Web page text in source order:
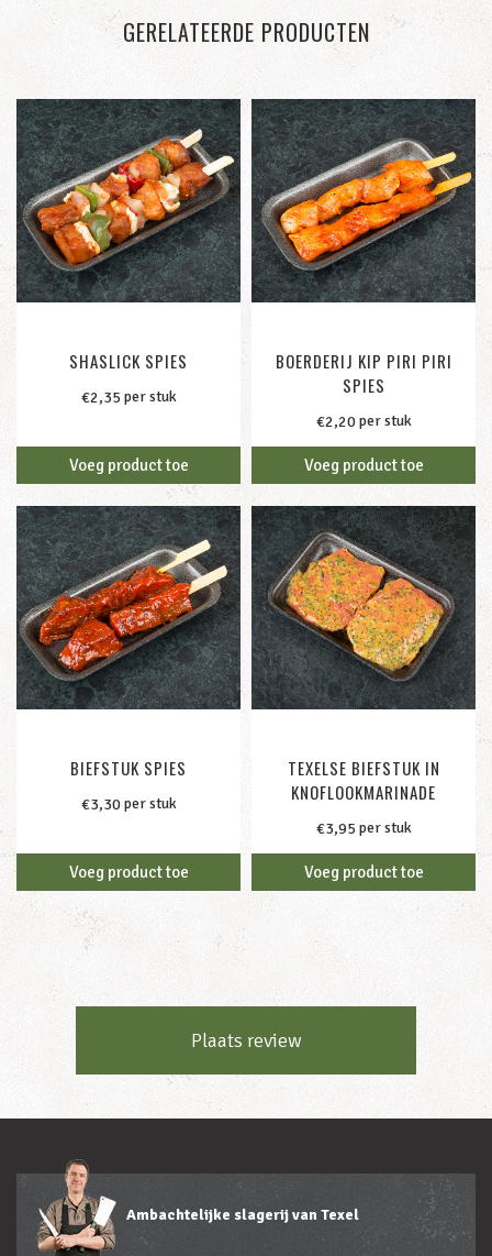
GERELATEERDE PRODUCTEN
SHASLICK SPIES
€2,35 per stuk
Voeg product toe
BOERDERIJ KIP PIRI PIRI
SPIES
€2,20per stuk
Voeg product toe
BIEFSTUK SPIES
€3,30per stuk
Voeg product toe
TEXELSE BIEFSTUK IN
KNOFLOOKMARINADE
€3,95 per stuk
Voeg product toe
Plaats review
Ambachtelijke slagerij van Texel